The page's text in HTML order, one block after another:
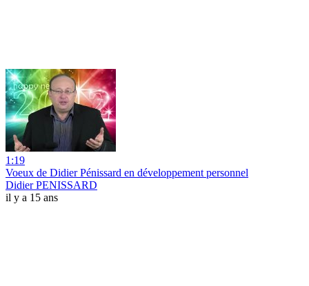
1:19
Voeux de Didier Pénissard en développement personnel
Didier PENISSARD
il y a 15 ans